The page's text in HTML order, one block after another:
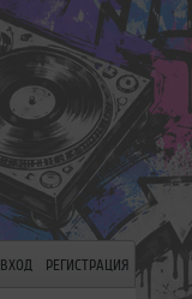
ВХОД РЕГИСТРАЦИЯ